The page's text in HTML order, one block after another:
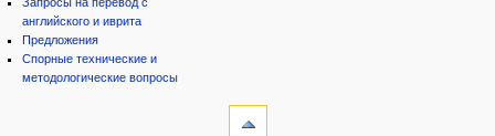
английского и иврита
Предложения
Спорные технические и
методологические вопросы